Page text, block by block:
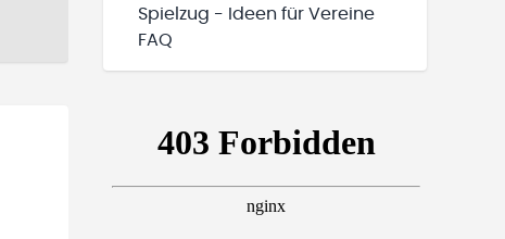
Spielzug - Ideen für Vereine
FAQ